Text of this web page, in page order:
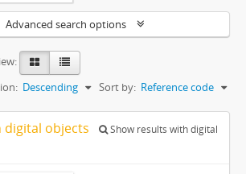
Advanced search options
Sort by: Reference code
Descending
digital objects
Show results with digital